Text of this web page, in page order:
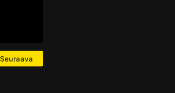
Seuraava artikkeli: Streptokokin aiheuttama
Seuraava